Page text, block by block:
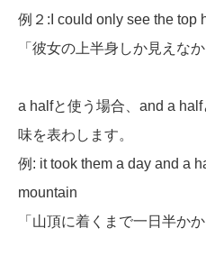
例２:I could only see the top
「彼女の上半身しか見えなか
a halfと使う場合、and a
味を表わします。
例: it took them a day and a
mountain
「山頂に着くまで一日半かか